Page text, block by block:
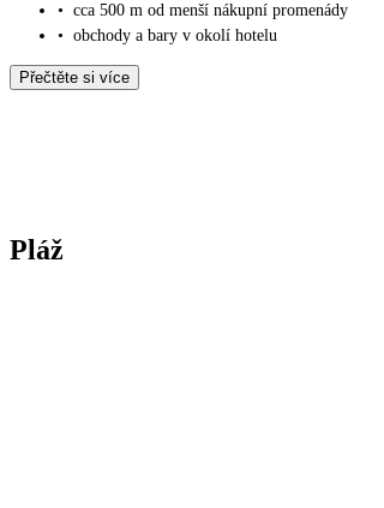
• cca 500 m od menší nákupní promenády
• obchody a bary v okolí hotelu
Přečtěte si více
Pláž